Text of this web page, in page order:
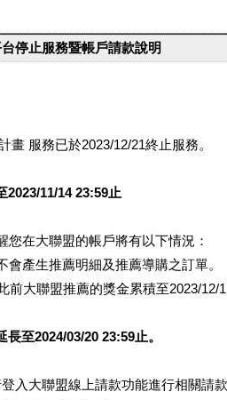
停止服務暨帳戶請款說明
畫 服務已於2023/12/21終止服務。
2023/11/14 23:59止
您在大聯盟的帳戶將有以下情況：
產生推薦明細及推薦導購之訂單。
大聯盟推薦的獎金累積至2023/12/1
至2024/03/20 23:59止。
入大聯盟線上請款功能進行相關請